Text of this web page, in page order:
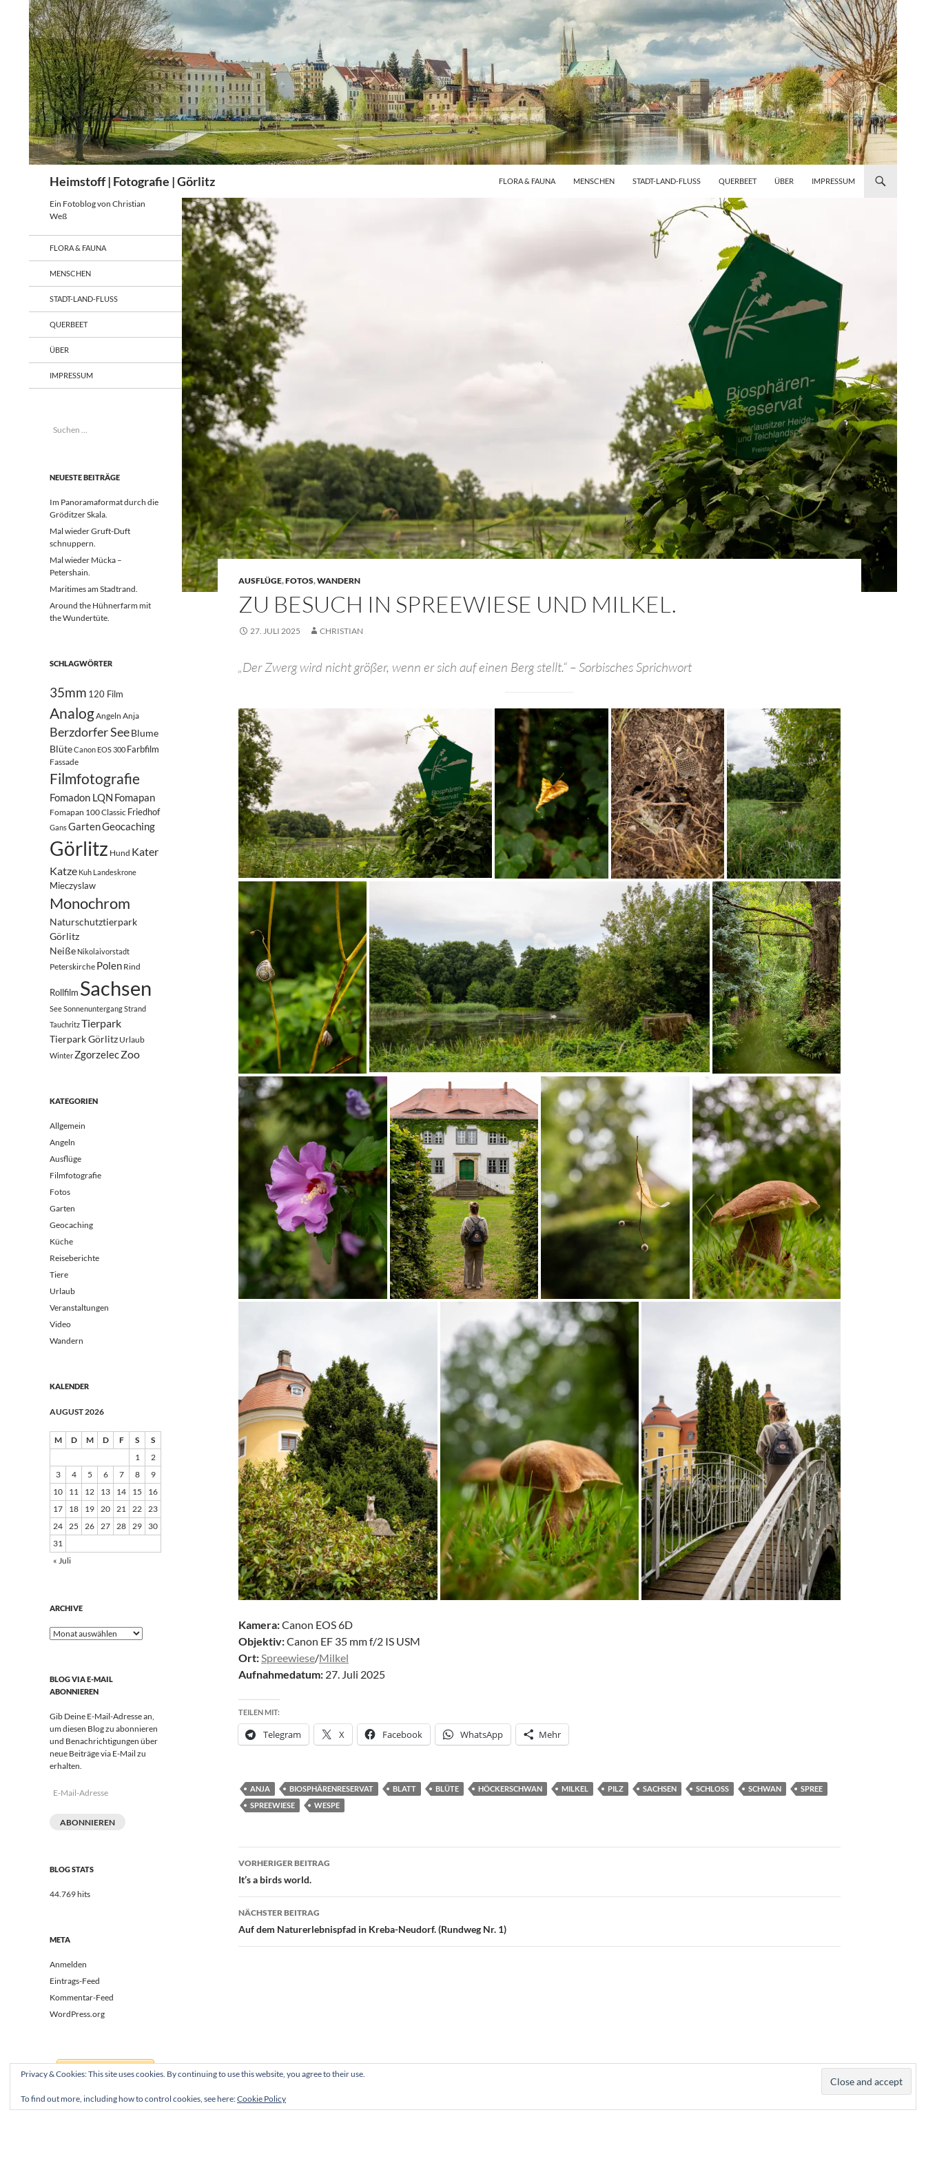
springen
Heimstoff | Fotografie | Görlitz FLORA & FAUNA MENSCHEN STADT-LAND-FLUSS QUERBEET ÜBER IMPRESSUM
AUSFLÜGE,FOTOS,WANDERN
ZU BESUCH IN SPREEWIESE UND MILKEL.
27. JULI 2025 CHRISTIAN
„Der Zwerg wird nicht größer, wenn er sich auf einen Berg stellt.“ – Sorbisches Sprichwort
Kamera:Canon EOS 6D
Objektiv:Canon EF 35 mm f/2 IS USM
Ort:Spreewiese/Milkel
Aufnahmedatum: 27. Juli 2025
TEILEN MIT:
Telegram X Facebook WhatsApp Mehr
ANJA BIOSPHÄRENRESERVAT BLATT BLÜTE HÖCKERSCHWAN MILKEL PILZ SACHSEN SCHLOSS SCHWAN
SPREE
SPREEWIESE
WESPE
Beitragsnavigation
VORHERIGER BEITRAG
It’s a birds world.
NÄCHSTER BEITRAG
Auf dem Naturerlebnispfad in Kreba-Neudorf. (Rundweg Nr. 1)
Ein Fotoblog von Christian
Weß
FLORA & FAUNA
MENSCHEN
STADT-LAND-FLUSS
QUERBEET
ÜBER
IMPRESSUM
Suchen
NEUESTE BEITRÄGE
Im Panoramaformat durch die
Gröditzer Skala.
Mal wieder Gruft-Duft
schnuppern.
Mal wieder Mücka –
Petershain.
Maritimes am Stadtrand.
Around the Hühnerfarm mit
the Wundertüte.
SCHLAGWÖRTER
35mm 120 Film
AnalogAngeln Anja
Berzdorfer SeeBlume
BlüteCanon EOS 300 Farbfilm
Fassade
Filmfotografie
Fomadon LQN Fomapan
Fomapan 100 Classic Friedhof
GansGartenGeocaching
Görlitz Hund Kater
Katze Kuh Landeskrone
Mieczyslaw
Monochrom
Naturschutztierpark
Görlitz
Neiße Nikolaivorstadt
Peterskirche Polen Rind
Rollfilm Sachsen
SeeSonnenuntergangStrand
TauchritzTierpark
Tierpark Görlitz Urlaub
Winter ZgorzelecZoo
KATEGORIEN
Allgemein
Angeln
Ausflüge
Filmfotografie
Fotos
Garten
Geocaching
Küche
Reiseberichte
Tiere
Urlaub
Veranstaltungen
Video
Wandern
KALENDER
AUGUST 2026
M D M D F S
S
1
2
3
4 5 6 7 8
9
10
11 12 13 14 15
16
17
18 19 20 21 22 23
24 25 26 27 28 29
30
31
« Juli
ARCHIVE
Archive
BLOG VIA E-MAIL
ABONNIEREN
Gib Deine E-Mail-Adresse an,
um diesen Blog zu abonnieren
und Benachrichtigungen über
neue Beiträge via E-Mail zu
erhalten.
E-
ABONNIEREN
BLOG STATS
44.769 hits
META
Anmelden
Eintrags-Feed
Kommentar-Feed
WordPress.org
Privacy & Cookies: This site uses cookies. By continuing to use this website, you agree to their use.
To find out more, including how to control cookies, see here:Cookie Policy